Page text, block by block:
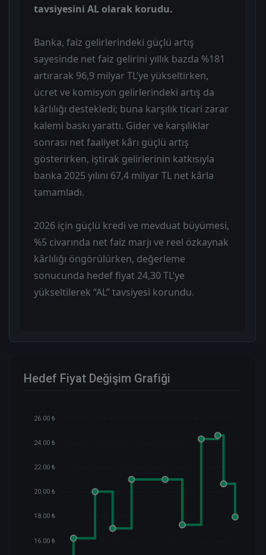
tavsiyesini AL olarak korudu.
Banka, faiz gelirlerindeki güçlü artış
sayesinde net faiz gelirini yıllık bazda %181
artırarak 96,9 milyar TL’ye yükseltirken,
ücret ve komisyon gelirlerindeki artış da
kârlılığı destekledi; buna karşılık ticari zarar
kalemi baskı yarattı. Gider ve karşılıklar
sonrası net faaliyet kârı güçlü artış
gösterirken, iştirak gelirlerinin katkısıyla
banka 2025 yılını 67,4 milyar TL net kârla
tamamladı.
2026 için güçlü kredi ve mevduat büyümesi,
%5 civarında net faiz marjı ve reel özkaynak
kârlılığı öngörülürken, değerleme
sonucunda hedef fiyat 24,30 TL’ye
yükseltilerek “AL” tavsiyesi korundu.
Hedef Fiyat Değişim Grafiği
26.00 ₺
24.00 ₺
22.00 ₺
20.00 ₺
18.00 ₺
16.00 ₺